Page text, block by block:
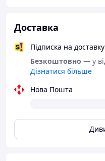
Доставка
Підписка на
Безкоштовно — у
Дізнатися більше
Нова Пошта